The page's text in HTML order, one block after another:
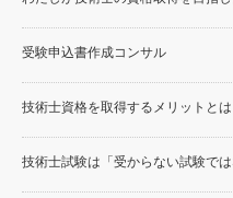
受験申込書作成コンサル
技術士資格を取得するメリットとは
技術士試験は「受からない試験で